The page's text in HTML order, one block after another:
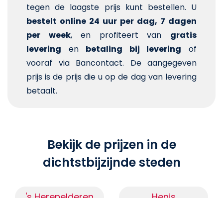
tegen de laagste prijs kunt bestellen. U
bestelt online 24 uur per dag, 7 dagen
per week, en profiteert van gratis
levering en betaling bij levering of
vooraf via Bancontact. De aangegeven
prijs is de prijs die u op de dag van levering
betaalt.
Bekijk de prijzen in de
dichtstbijzijnde steden